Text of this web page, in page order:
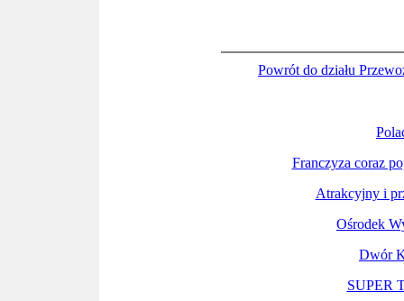
Powrót do działu
Franczyza coraz
Atrakcyjny i
Ośrodek
Dwór
SUPER